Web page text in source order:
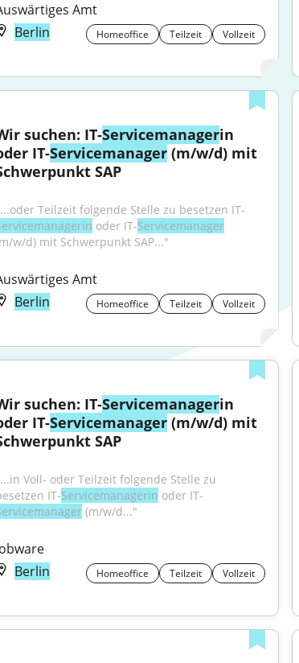
Amt
Berlin
Homeoffice Teilzeit Vollzeit
suchen: IT-Servicemanagerin
IT-Servicemanager (m/w/d) mit
SAP
Teilzeit folgende Stelle zu besetzen IT-
oder IT-Servicemanager
w/d) mit Schwerpunkt SAP..."
Amt
Berlin
Homeoffice Teilzeit Vollzeit
suchen: IT-Servicemanagerin
IT-Servicemanager (m/w/d) mit
SAP
Voll- oder Teilzeit folgende Stelle zu
IT-Servicemanagerin oder IT-
(m/w/d..."
Berlin
Homeoffice Teilzeit Vollzeit